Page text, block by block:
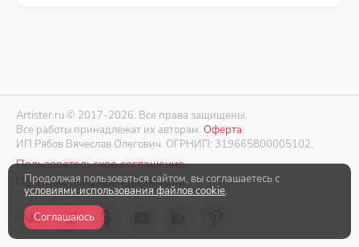
Artister.ru © 2017-2026. Все права защищены.
Все работы принадлежат их авторам. Оферта.
ИП Рябов Вячеслав Олегович. ОГРНИП: 319665800005102.
Пользовательское соглашение
Политика конфиденциальности
Продолжая пользоваться сайтом, вы соглашаетесь с
условиями использования файлов cookie.
Соглашаюсь